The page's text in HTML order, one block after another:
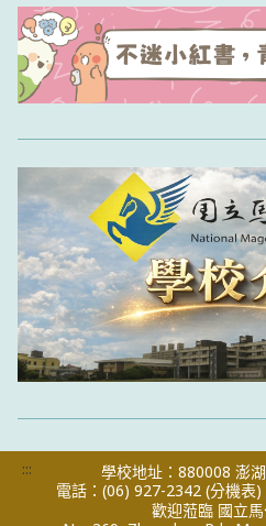
:::
學校地址：880008 澎
電話：(06) 927-2342 (分機表)
歡迎蒞臨 國立